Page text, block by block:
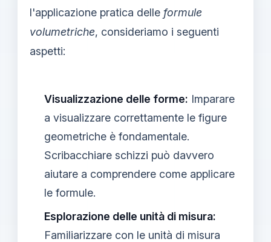
l'applicazione pratica delle formule
volumetriche, consideriamo i seguenti
aspetti:
Visualizzazione delle forme: Imparare
a visualizzare correttamente le figure
geometriche è fondamentale.
Scribacchiare schizzi può davvero
aiutare a comprendere come applicare
le formule.
Esplorazione delle unità di misura:
Familiarizzare con le unità di misura